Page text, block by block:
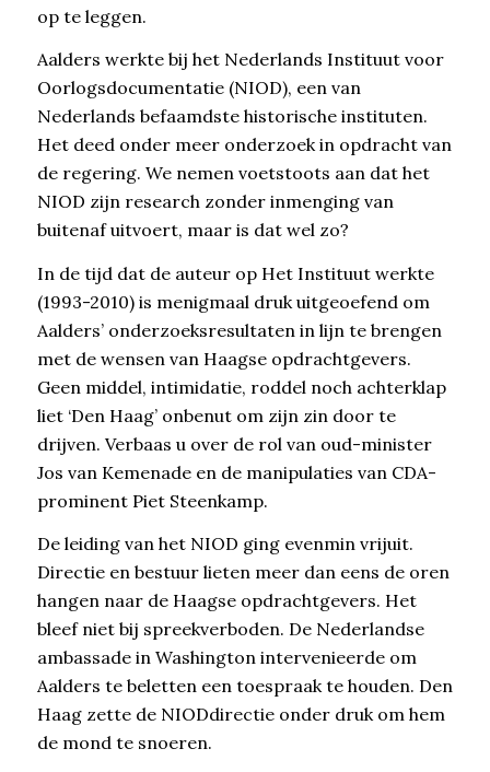
op te leggen.
Aalders werkte bij het Nederlands Instituut voor
Oorlogsdocumentatie (NIOD), een van
Nederlands befaamdste historische instituten.
Het deed onder meer onderzoek in opdracht van
de regering. We nemen voetstoots aan dat het
NIOD zijn research zonder inmenging van
buitenaf uitvoert, maar is dat wel zo?
In de tijd dat de auteur op Het Instituut werkte
(1993-2010) is menigmaal druk uitgeoefend om
Aalders’ onderzoeksresultaten in lijn te brengen
met de wensen van Haagse opdrachtgevers.
Geen middel, intimidatie, roddel noch achterklap
liet ‘Den Haag’ onbenut om zijn zin door te
drijven. Verbaas u over de rol van oud-minister
Jos van Kemenade en de manipulaties van CDA-
prominent Piet Steenkamp.
De leiding van het NIOD ging evenmin vrijuit.
Directie en bestuur lieten meer dan eens de oren
hangen naar de Haagse opdrachtgevers. Het
bleef niet bij spreekverboden. De Nederlandse
ambassade in Washington intervenieerde om
Aalders te beletten een toespraak te houden. Den
Haag zette de NIODdirectie onder druk om hem
de mond te snoeren.